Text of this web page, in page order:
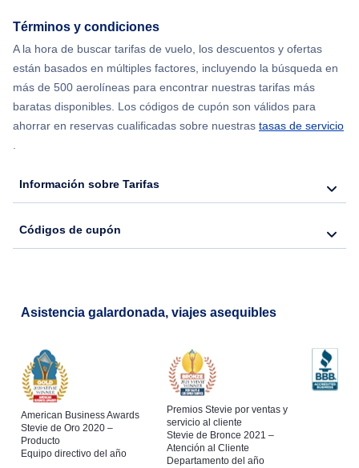
Flights from Nueva York to Hong Kong
Flights from Nueva York to Seúl
Términos y condiciones
A la hora de buscar tarifas de vuelo, los descuentos y ofertas
están basados en múltiples factores, incluyendo la búsqueda en
más de 500 aerolíneas para encontrar nuestras tarifas más
baratas disponibles. Los códigos de cupón son válidos para
ahorrar en reservas cualificadas sobre nuestras tasas de servicio
.
Información sobre Tarifas
Códigos de cupón
Asistencia galardonada, viajes asequibles
American Business Awards
Stevie de Oro 2020 –
Producto
Equipo directivo del año
Premios Stevie por ventas y
servicio al cliente
Stevie de Bronce 2021 –
Atención al Cliente
Departamento del año